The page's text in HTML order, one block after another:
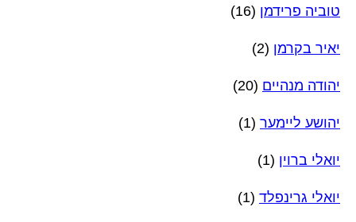
טוביה פרידמן (16)
יאיר בקרמן (2)
יהודה מנהיים (20)
יהושע ליימער (1)
יואלי ברוין (1)
יואלי גרינפלד (1)